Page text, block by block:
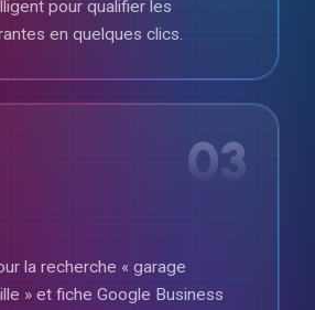
pour qualifier les
en quelques clics.
03
la recherche « garage
» et fiche Google Business